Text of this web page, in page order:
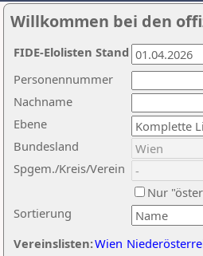
Willkommen bei den
Nachname
Ebene
Sortierung
Personennummer
Bundesland
Spgem./Kreis/Verein
Nur
Vereinslisten:Wien
FIDE-Elolisten Stand